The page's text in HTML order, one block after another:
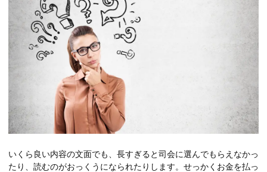
いくら良い内容の文面でも、長すぎると司会に選んでもらえなかっ
たり、読むのがおっくうになられたりします。せっかくお金を払っ